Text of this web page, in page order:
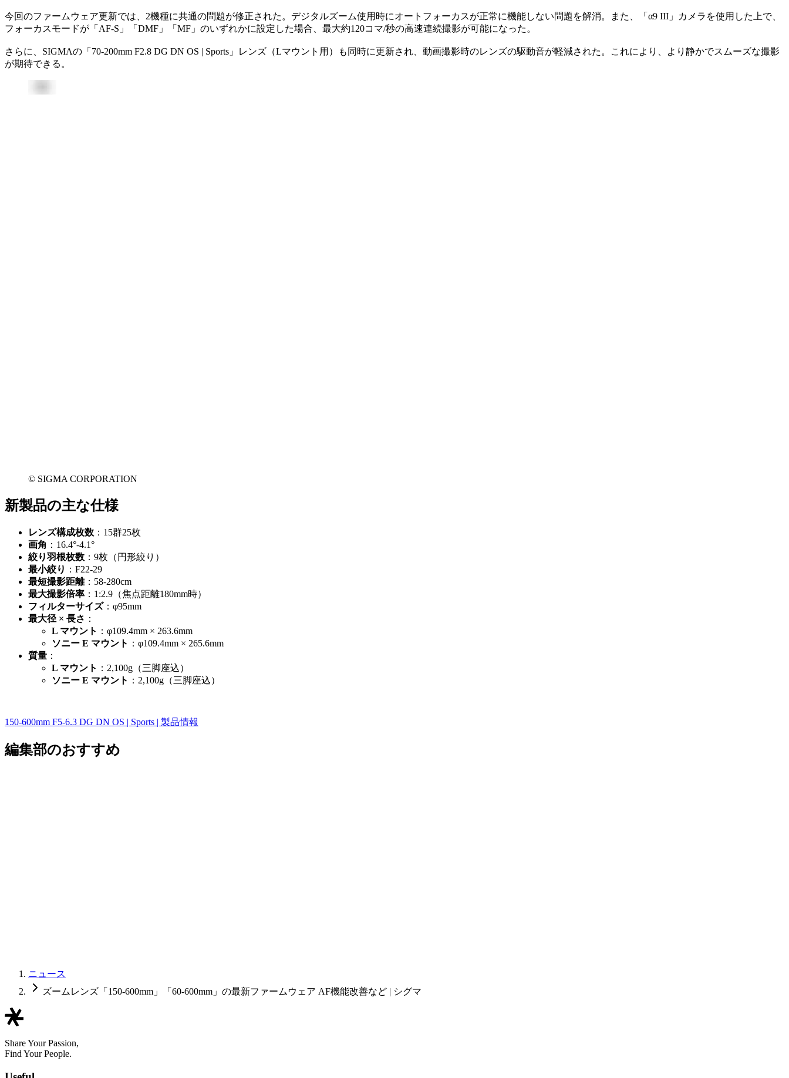
今回のファームウェア更新では、2機種に共通の問題が修正された。デジタルズーム使用時にオートフォーカスが正常に機能しない問題を解消。また、「α9 III」カメラを使用した上で、
フォーカスモードが「AF-S」「DMF」「MF」のいずれかに設定した場合、最大約120コマ/秒の高速連続撮影が可能になった。
さらに、SIGMAの「70-200mm F2.8 DG DN OS | Sports」レンズ（Lマウント用）も同時に更新され、動画撮影時のレンズの駆動音が軽減された。これにより、より静かでスムーズな撮影
が期待できる。
© SIGMA CORPORATION
新製品の主な仕様
レンズ構成枚数 ：15群25枚
画角 ：16.4°-4.1°
絞り羽根枚数 ：9枚（円形絞り）
最小絞り ：F22-29
最短撮影距離：58-280cm
最大撮影倍率 ：1:2.9（焦点距離180mm時）
フィルターサイズ：φ95mm
最大径 × 長さ ：
L マウント ：φ109.4mm × 263.6mm
ソニー E マウント ：φ109.4mm × 265.6mm
質量 ：
L マウント ：2,100g（三脚座込）
ソニー E マウント ：2,100g（三脚座込）
150-600mm F5-6.3 DG DN OS | Sports | 製品情報
編集部のおすすめ
ニュース
ズームレンズ「150-600mm」「60-600mm」の最新ファームウェア AF機能改善など | シグマ
Share Your Passion,
Find Your People.